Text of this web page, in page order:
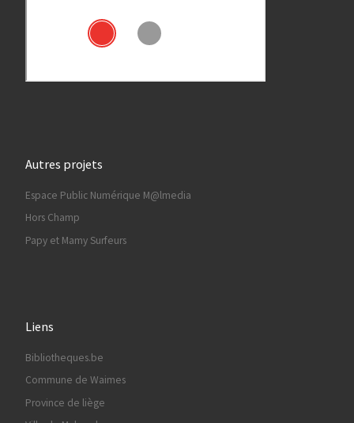
Autres projets
Espace Public Numérique M@lmedia
Hors Champ
Papy et Mamy Surfeurs
Liens
Bibliotheques.be
Commune de Waimes
Province de liège